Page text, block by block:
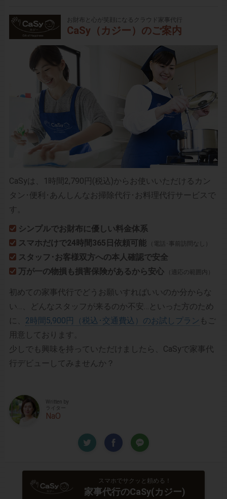
お財布と心が笑顔になるクラウド家事代行
CaSy（カジー）のご案内
CaSyは、1時間2,790円(税込)からお使いいただけるカン
タン･便利･あんしんなお掃除代行･お料理代行サービスで
す。
シンプルでお財布に優しい料金体系
スマホだけで24時間365日依頼可能
（電話･事前訪問なし）
スタッフ･お客様双方への本人確認で安全
万が一の物損も損害保険があるから安心
（適応の範囲内）
初めての家事代行でどうお願いすればいいのか分からな
い…、どんなスタッフが来るのか不安…といった方のため
に、 2時間5,900円（税込･交通費込）のお試しプラン もご
用意しております。
少しでも興味を持っていただけましたら、CaSyで家事代
行デビューしてみませんか？
Written by
ライター
NaO
スマホでサクッと頼める！
家事代行のCaSy(カジー)